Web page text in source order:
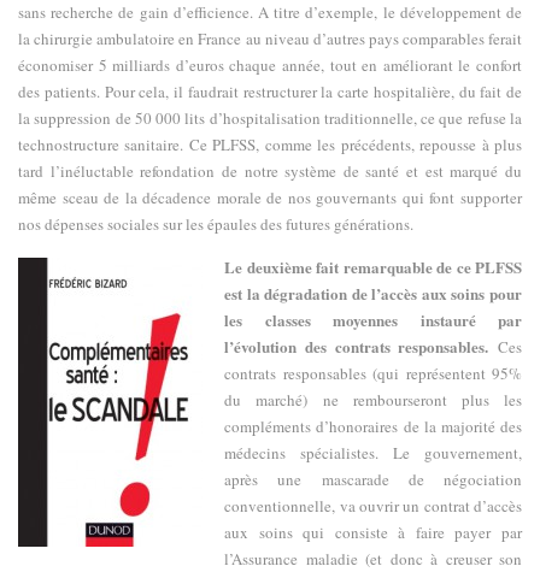
sans recherche de gain d’efficience. A titre d’exemple, le développement de
la chirurgie ambulatoire en France au niveau d’autres pays comparables ferait
économiser 5 milliards d’euros chaque année, tout en améliorant le confort
des patients. Pour cela, il faudrait restructurer la carte hospitalière, du fait de
la suppression de 50 000 lits d’hospitalisation traditionnelle, ce que refuse la
technostructure sanitaire. Ce PLFSS, comme les précédents, repousse à plus
tard l’inéluctable refondation de notre système de santé et est marqué du
même sceau de la décadence morale de nos gouvernants qui font supporter
nos dépenses sociales sur les épaules des futures générations.
Le deuxième fait remarquable de ce PLFSS
est la dégradation de l’accès aux soins pour
les classes moyennes instauré par
l’évolution des contrats responsables. Ces
contrats responsables (qui représentent 95%
du marché) ne rembourseront plus les
compléments d’honoraires de la majorité des
médecins spécialistes. Le gouvernement,
après une mascarade de négociation
conventionnelle, va ouvrir un contrat d’accès
aux soins qui consiste à faire payer par
l’Assurance maladie (et donc à creuser son